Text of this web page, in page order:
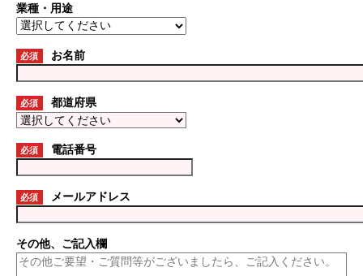
業種・用途
必須 お名前
必須 都道府県
必須 電話番号
必須 メールアドレス
その他、ご記入欄